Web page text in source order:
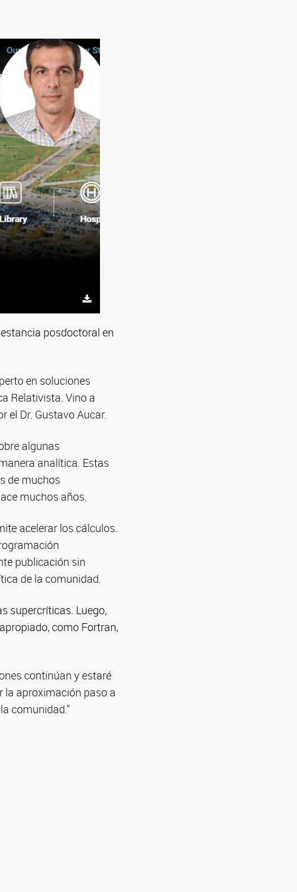
posdoctoral en
en soluciones
Relativista. Vino a
el Dr. Gustavo Aucar.
algunas
analítica. Estas
de muchos
muchos años.
acelerar los cálculos.
publicación sin
de la comunidad.
supercríticas. Luego,
como Fortran,
continúan y estaré
la aproximación paso a
comunidad."